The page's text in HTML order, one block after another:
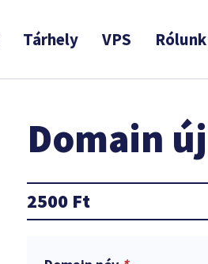
Tárhely VPS Rólunk
Domain
2500 Ft